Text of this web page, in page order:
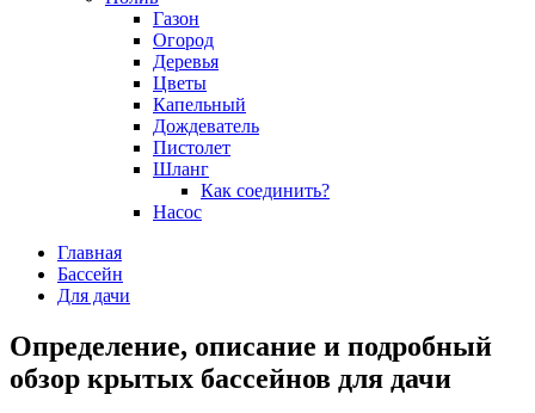
Газон
Огород
Деревья
Цветы
Капельный
Дождеватель
Пистолет
Шланг
Как соединить?
Насос
Главная
Бассейн
Для дачи
Определение, описание и подробный
обзор крытых бассейнов для дачи